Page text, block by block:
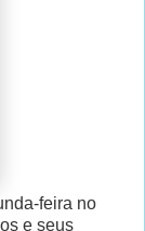
feira no
e seus